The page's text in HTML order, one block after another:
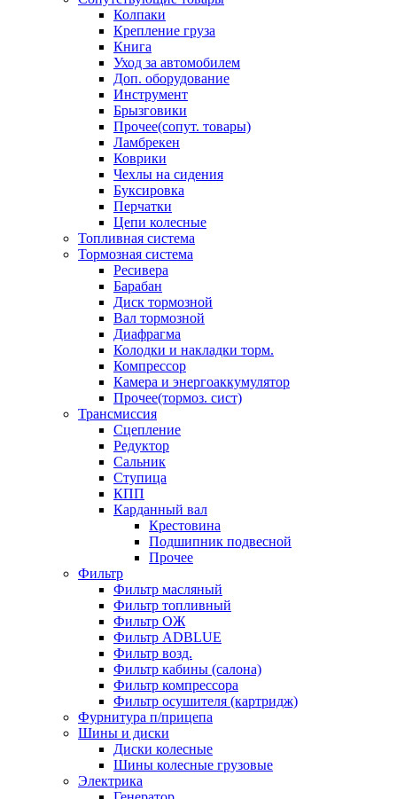
Колпаки
Крепление груза
Книга
Уход за автомобилем
Доп. оборудование
Инструмент
Брызговики
Прочее(сопут. товары)
Ламбрекен
Коврики
Чехлы на сидения
Буксировка
Перчатки
Цепи колесные
Топливная система
Тормозная система
Ресивера
Барабан
Диск тормозной
Вал тормозной
Диафрагма
Колодки и накладки торм.
Компрессор
Камера и энергоаккумулятор
Прочее(тормоз. сист)
Трансмиссия
Сцепление
Редуктор
Сальник
Ступица
КПП
Карданный вал
Крестовина
Подшипник подвесной
Прочее
Фильтр
Фильтр масляный
Фильтр топливный
Фильтр ОЖ
Фильтр ADBLUE
Фильтр возд.
Фильтр кабины (салона)
Фильтр компрессора
Фильтр осушителя (картридж)
Фурнитура п/прицепа
Шины и диски
Диски колесные
Шины колесные грузовые
Электрика